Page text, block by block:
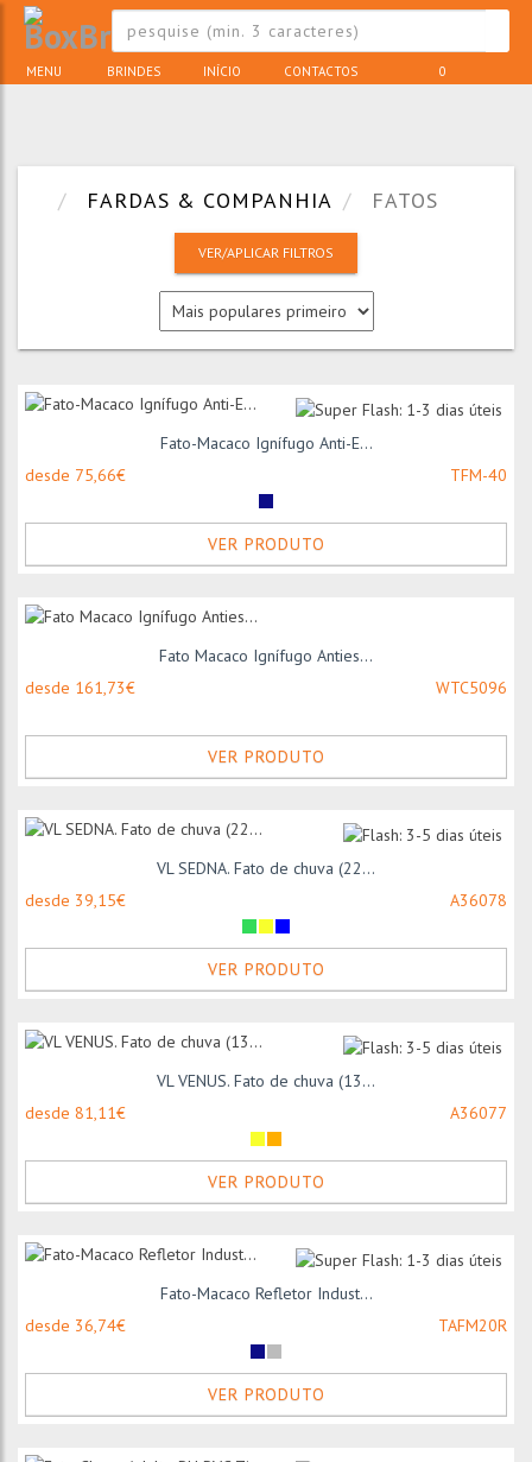
MENU BRINDES INÍCIO CONTACTOS 0
FARDAS & COMPANHIA FATOS
VER/APLICAR FILTROS
Fato-Macaco Ignífugo Anti-E...
desde 75,66€
TFM-40
VER PRODUTO
Fato Macaco Ignífugo Anties...
desde 161,73€
WTC5096
VER PRODUTO
VL SEDNA. Fato de chuva (22...
desde 39,15€
A36078
VER PRODUTO
VL VENUS. Fato de chuva (13...
desde 81,11€
A36077
VER PRODUTO
Fato-Macaco Refletor Indust...
desde 36,74€
TAFM20R
VER PRODUTO